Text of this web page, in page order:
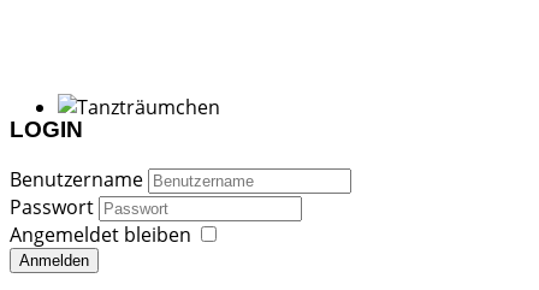
LOGIN
Benutzername
Passwort
Angemeldet bleiben
Anmelden